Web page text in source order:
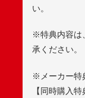
い。
※特典内容は
承ください。
※メーカー特
【同時購入